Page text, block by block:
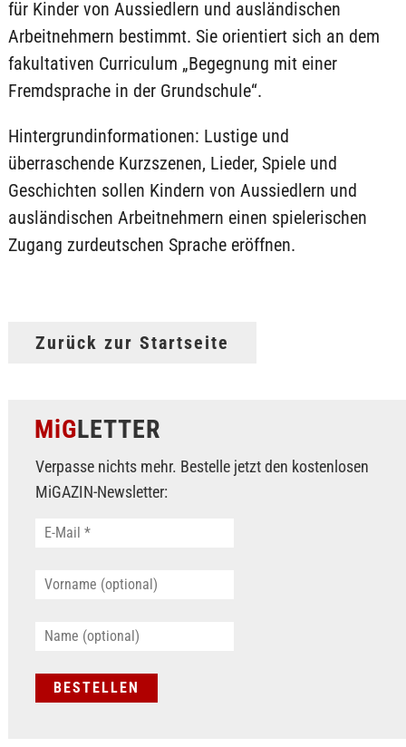
für Kinder von Aussiedlern und ausländischen
Arbeitnehmern bestimmt. Sie orientiert sich an dem
fakultativen Curriculum „Begegnung mit einer
Fremdsprache in der Grundschule“.
Hintergrundinformationen: Lustige und
überraschende Kurzszenen, Lieder, Spiele und
Geschichten sollen Kindern von Aussiedlern und
ausländischen Arbeitnehmern einen spielerischen
Zugang zurdeutschen Sprache eröffnen.
Zurück zur Startseite
MiGLETTER
Verpasse nichts mehr. Bestelle jetzt den kostenlosen
MiGAZIN-Newsletter: